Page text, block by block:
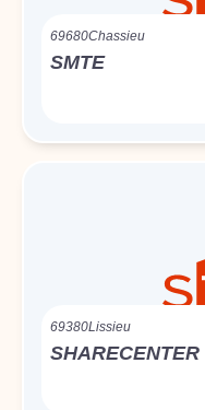
69680Chassieu
SMTE
69380Lissieu
SHARECENTER